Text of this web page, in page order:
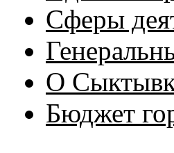
Сферы
О
Бюджет